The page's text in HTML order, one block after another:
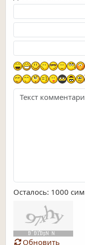
Осталось: 1000
Обновить